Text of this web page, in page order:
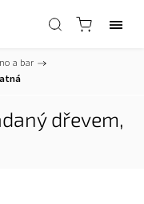
a bar /
dřevem,